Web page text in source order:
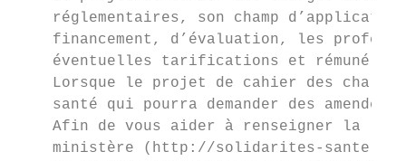
réglementaires, son champ
financement, d’évaluation, les
éventuelles tarifications et
Lorsque le projet de cahier des
santé qui pourra demander des
Afin de vous aider à renseigner la
ministère (http://solidarites-